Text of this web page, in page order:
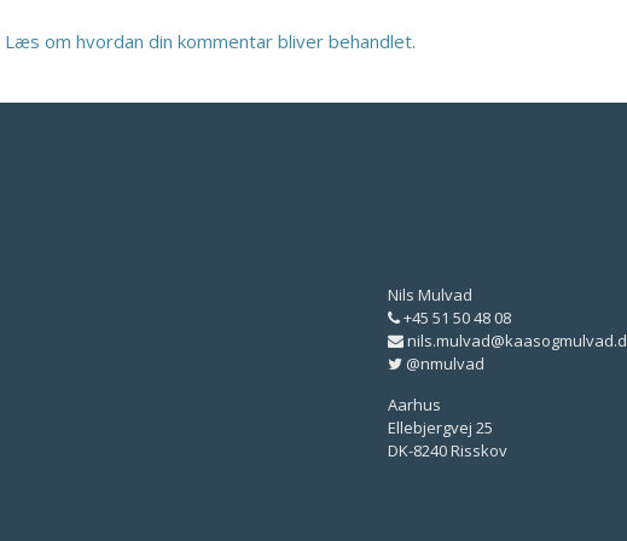
Læs om hvordan din kommentar bliver behandlet.
Nils Mulvad
+45 51 50 48 08
@nmulvad
Aarhus
Ellebjergvej 25
DK-8240 Risskov